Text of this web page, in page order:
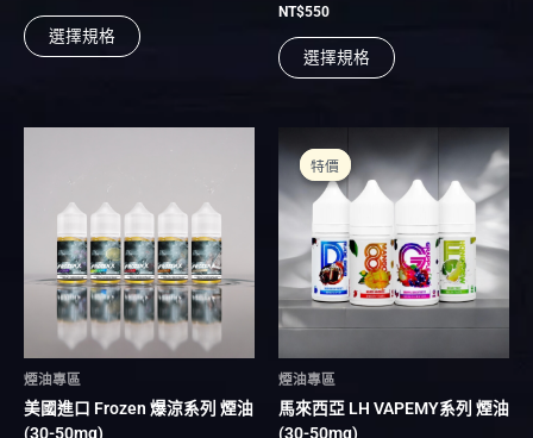
選擇規格
選
NT$550
選擇規格
擇
煙油專區
美國進口 Frozen 爆涼系列 煙油
(30-50mg)
有
多
種
款
式。
可
在
品
特價
特價
煙油專區
馬來西亞 LH VAPEMY系列 煙油
(30-50mg)
始
價
格：
前
價
格：
產
品
多
種
款
式。
在
品